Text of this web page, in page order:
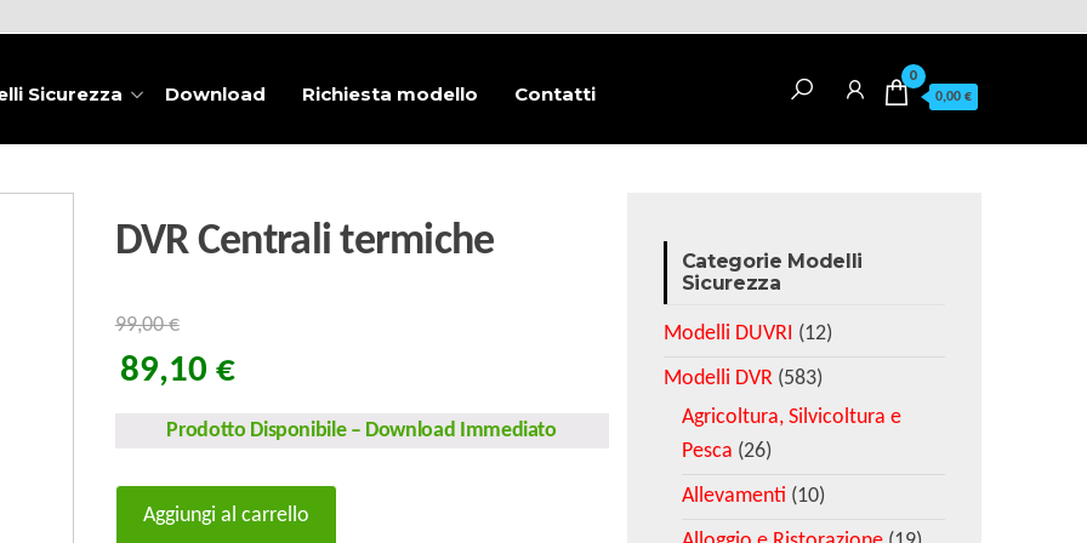
0
0,00 €
Sicurezza Download Richiesta modello Contatti
DVR Centrali termiche
99,00€
89,10 €
Prodotto Disponibile – Download Immediato
Aggiungi al carrello
Categorie Modelli
Sicurezza
Modelli DUVRI (12)
Modelli DVR (583)
Agricoltura, Silvicoltura e
Pesca (26)
Allevamenti (10)